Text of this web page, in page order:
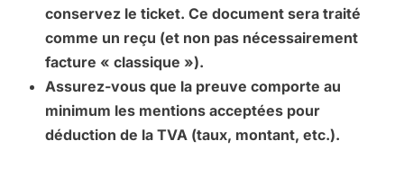
conservez le ticket. Ce document sera traité
comme un reçu (et non pas nécessairement
facture « classique »).
Assurez-vous que la preuve comporte au
minimum les mentions acceptées pour
déduction de la TVA (taux, montant, etc.).